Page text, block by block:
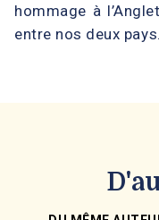
hommage à
entre nos deux pays.